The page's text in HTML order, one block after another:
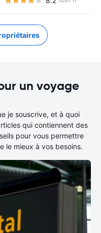
un voyage
je souscrive, et à quoi
qui contiennent des
pour vous permettre
le mieux à vos besoins.